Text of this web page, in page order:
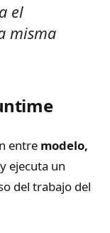
el
misma
entre modelo,
y ejecuta un
del trabajo del